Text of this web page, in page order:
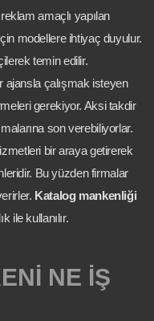
amaçlı yapılan
modellere ihtiyaç duyulur.
temin edilir.
ajansla çalışmak isteyen
gerekiyor. Aksi takdir
son verebiliyorlar.
bir araya getirerek
Bu yüzden firmalar
Katalog mankenliği
ile kullanılır.
NE İŞ